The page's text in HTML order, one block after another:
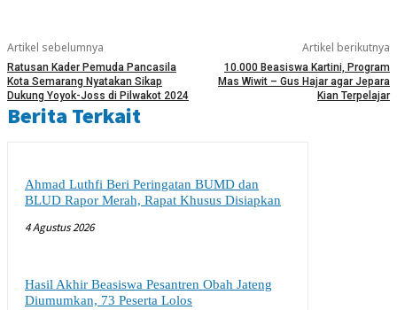
Artikel sebelumnya
Ratusan Kader Pemuda Pancasila
Kota Semarang Nyatakan Sikap
Dukung Yoyok-Joss di Pilwakot 2024
Artikel berikutnya
10.000 Beasiswa Kartini, Program
Mas Wiwit – Gus Hajar agar Jepara
Kian Terpelajar
Berita Terkait
Ahmad Luthfi Beri Peringatan BUMD dan
BLUD Rapor Merah, Rapat Khusus Disiapkan
4 Agustus 2026
Hasil Akhir Beasiswa Pesantren Obah Jateng
Diumumkan, 73 Peserta Lolos